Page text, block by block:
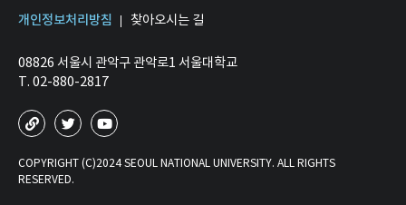
개인정보처리방침 찾아오시는 길
08826 서울시 관악구 관악로1 서울대학교
T. 02-880-2817
COPYRIGHT (C)2024 SEOUL NATIONAL UNIVERSITY. ALL RIGHTS
RESERVED.